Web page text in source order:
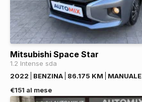
Mitsubishi Space Star
1.2 Intense sda
2022
BENZINA 86.175 KM
MANUALE
€151 al mese